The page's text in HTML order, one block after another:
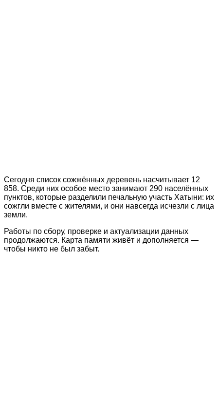
Сегодня список сожжённых деревень насчитывает 12
858. Среди них особое место занимают 290 населённых
пунктов, которые разделили печальную участь Хатыни: их
сожгли вместе с жителями, и они навсегда исчезли с лица
земли.
Работы по сбору, проверке и актуализации данных
продолжаются. Карта памяти живёт и дополняется —
чтобы никто не был забыт.